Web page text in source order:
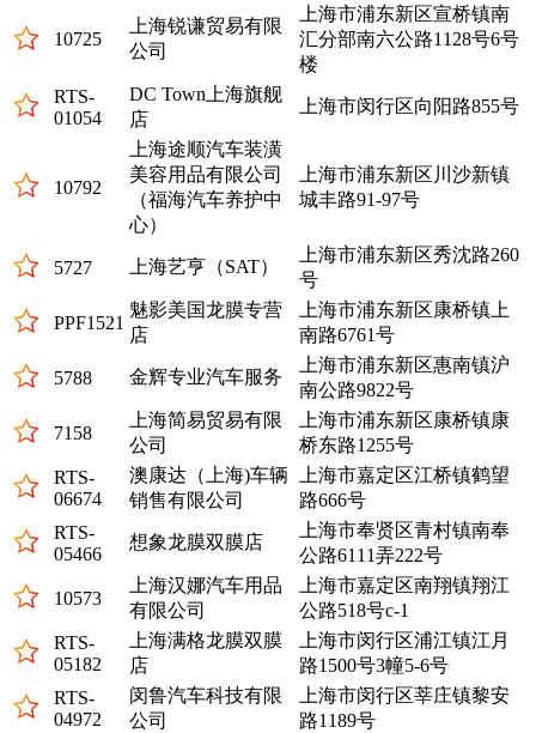
10725
上海锐谦贸易有限
公司
上海市浦东新区宣桥镇南
汇分部南六公路1128号6号
楼
RTS-
01054
DC Town上海旗舰
店
上海市闵行区向阳路855号
10792
上海途顺汽车装潢
美容用品有限公司
（福海汽车养护中
心）
上海市浦东新区川沙新镇
城丰路91-97号
5727 上海艺亨（SAT）
上海市浦东新区秀沈路260
号
PPF1521
魅影美国龙膜专营
店
上海市浦东新区康桥镇上
南路6761号
5788 金辉专业汽车服务
上海市浦东新区惠南镇沪
南公路9822号
7158
上海简易贸易有限
公司
上海市浦东新区康桥镇康
桥东路1255号
RTS-
06674
澳康达（上海)车辆
销售有限公司
上海市嘉定区江桥镇鹤望
路666号
RTS-
05466
想象龙膜双膜店
上海市奉贤区青村镇南奉
公路6111弄222号
10573
上海汉娜汽车用品
有限公司
上海市嘉定区南翔镇翔江
公路518号c-1
RTS-
05182
上海满格龙膜双膜
店
上海市闵行区浦江镇江月
路1500号3幢5-6号
RTS-
04972
闵鲁汽车科技有限
公司
上海市闵行区莘庄镇黎安
路1189号